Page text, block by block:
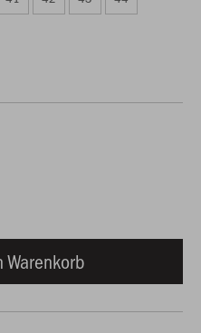
Warenkorb